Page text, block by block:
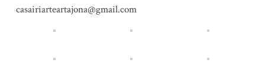
casairiarteartajona@gmail.com